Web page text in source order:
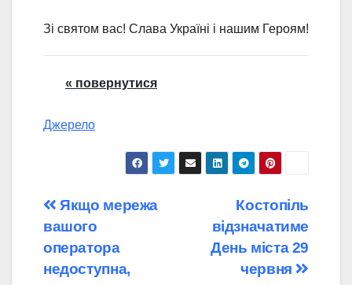
Зі святом вас! Слава Україні і нашим Героям!
« повернутися
Джерело
Навігація
записів
Костопіль
відзначатиме
День міста 29
червня
Якщо мережа
вашого
оператора
недоступна,